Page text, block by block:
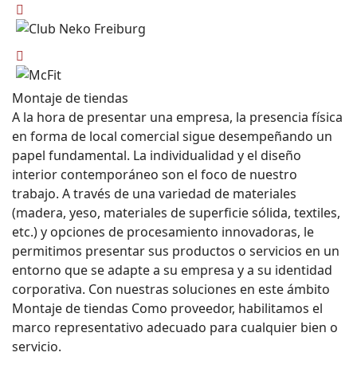
Montaje de tiendas
A la hora de presentar una empresa, la presencia física
en forma de local comercial sigue desempeñando un
papel fundamental. La individualidad y el diseño
interior contemporáneo son el foco de nuestro
trabajo. A través de una variedad de materiales
(madera, yeso, materiales de superficie sólida, textiles,
etc.) y opciones de procesamiento innovadoras, le
permitimos presentar sus productos o servicios en un
entorno que se adapte a su empresa y a su identidad
corporativa. Con nuestras soluciones en este ámbito
Montaje de tiendas Como proveedor, habilitamos el
marco representativo adecuado para cualquier bien o
servicio.